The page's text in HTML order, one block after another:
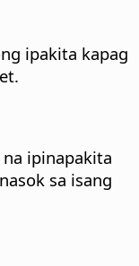
ipakita kapag
ipinapakita
sa isang